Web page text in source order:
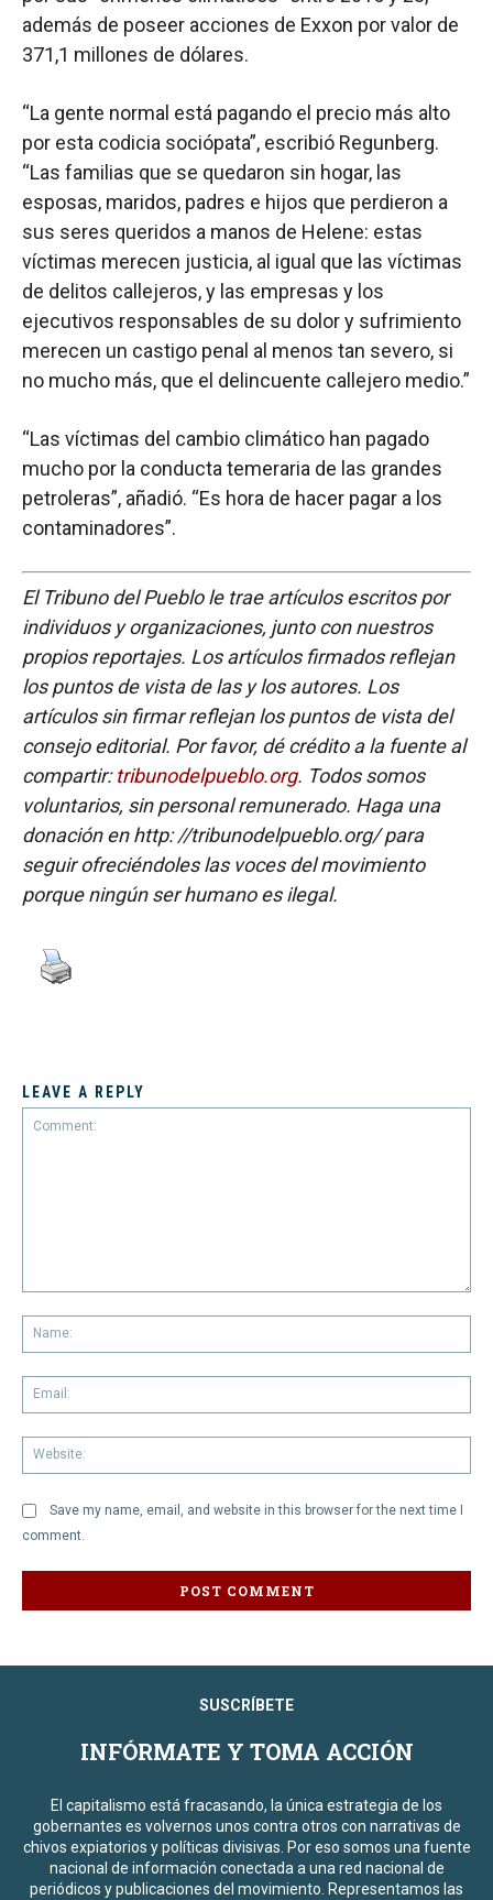
además de poseer acciones de Exxon por valor de
371,1 millones de dólares.
“La gente normal está pagando el precio más alto
por esta codicia sociópata”, escribió Regunberg.
“Las familias que se quedaron sin hogar, las
esposas, maridos, padres e hijos que perdieron a
sus seres queridos a manos de Helene: estas
víctimas merecen justicia, al igual que las víctimas
de delitos callejeros, y las empresas y los
ejecutivos responsables de su dolor y sufrimiento
merecen un castigo penal al menos tan severo, si
no mucho más, que el delincuente callejero medio.”
“Las víctimas del cambio climático han pagado
mucho por la conducta temeraria de las grandes
petroleras”, añadió. “Es hora de hacer pagar a los
contaminadores”.
El Tribuno del Pueblo le trae artículos escritos por
individuos y organizaciones, junto con nuestros
propios reportajes. Los artículos firmados reflejan
los puntos de vista de las y los autores. Los
artículos sin firmar reflejan los puntos de vista del
consejo editorial. Por favor, dé crédito a la fuente al
compartir:tribunodelpueblo.org. Todos somos
voluntarios, sin personal remunerado. Haga una
donación en http: //tribunodelpueblo.org/ para
seguir ofreciéndoles las voces del movimiento
porque ningún ser humano es ilegal.
LEAVE A REPLY
Save my name, email, and website in this browser for the next time I
comment.
SUSCRÍBETE
INFÓRMATE Y TOMA ACCIÓN
El capitalismo está fracasando, la única estrategia de los
gobernantes es volvernos unos contra otros con narrativas de
chivos expiatorios y políticas divisivas. Por eso somos una fuente
nacional de información conectada a una red nacional de
periódicos y publicaciones del movimiento. Representamos las